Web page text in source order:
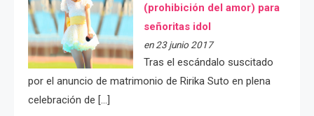
(prohibición del amor) para
señoritas idol
en 23 junio 2017
Tras el escándalo suscitado
por el anuncio de matrimonio de Ririka Suto en plena
celebración de […]